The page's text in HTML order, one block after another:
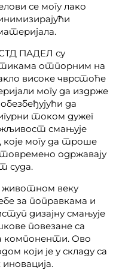
се могу лако
ПАДЕЛ су
отпорним на
високе чврстоће
могу да издрже
да
током дужег
смањује
могу да троше
одржавају
суда.
веку
за поправкама и
дизајну смањује
повезане са
компоненти. Ово
који је у складу са